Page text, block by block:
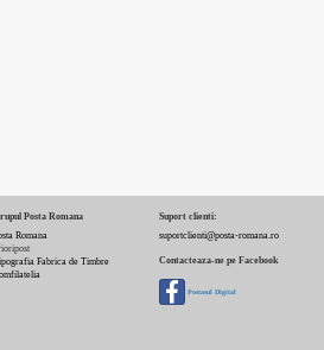
Posta Romana
Romana
Fabrica de Timbre
Suport clienti:
suportclienti@posta-romana.ro
Contacteaza-ne pe Facebook
Postasul Digital